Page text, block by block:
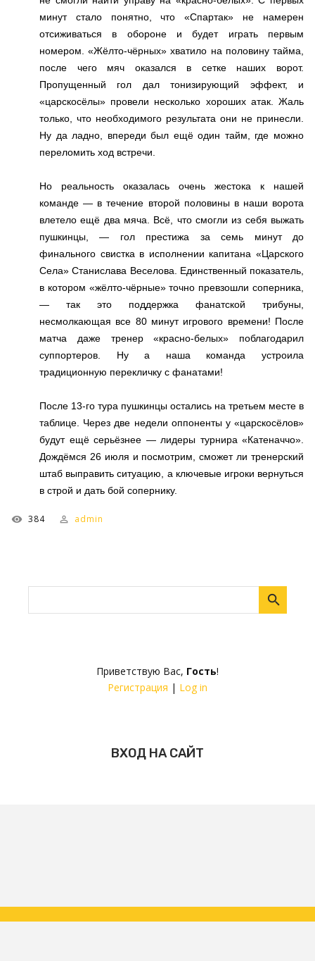
Приветствую Вас, Гость!
Регистрация | Log in
ВХОД НА САЙТ
минут стало понятно, что «Спартак» не намерен
отсиживаться в обороне и будет играть первым
номером. «Жёлто-чёрных» хватило на половину тайма,
после чего мяч оказался в сетке наших ворот.
Пропущенный гол дал тонизирующий эффект, и
«царскосёлы» провели несколько хороших атак. Жаль
только, что необходимого результата они не принесли.
Ну да ладно, впереди был ещё один тайм, где можно
переломить ход встречи.
Но реальность оказалась очень жестока к нашей
команде — в течение второй половины в наши ворота
влетело ещё два мяча. Всё, что смогли из себя выжать
пушкинцы, — гол престижа за семь минут до
финального свистка в исполнении капитана «Царского
Села» Станислава Веселова. Единственный показатель,
в котором «жёлто-чёрные» точно превзошли соперника,
— так это поддержка фанатской трибуны,
несмолкающая все 80 минут игрового времени! После
матча даже тренер «красно-белых» поблагодарил
суппортеров. Ну а наша команда устроила
традиционную перекличку с фанатами!
После 13-го тура пушкинцы остались на третьем месте в
таблице. Через две недели оппоненты у «царскосёлов»
будут ещё серьёзнее — лидеры турнира «Катеначчо».
Дождёмся 26 июля и посмотрим, сможет ли тренерский
штаб выправить ситуацию, а ключевые игроки вернуться
в строй и дать бой сопернику.
384 admin